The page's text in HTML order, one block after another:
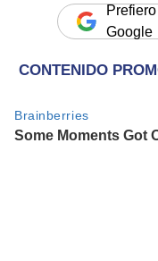
Google